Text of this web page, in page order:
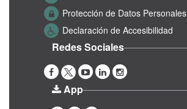
Protección de Datos Personales
Declaración de Accesibilidad
Redes Sociales
App